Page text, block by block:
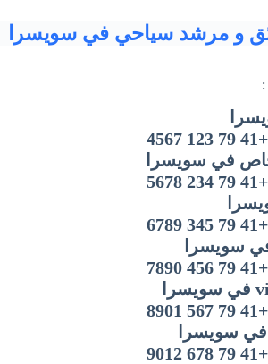
و مرشد سياحي في سويسرا
في سويسرا
سويسرا
سويسرا